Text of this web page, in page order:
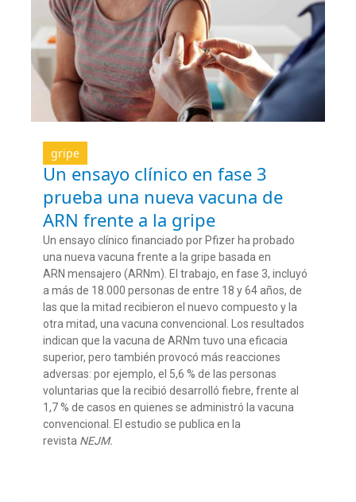
gripe
Un ensayo clínico en fase 3
prueba una nueva vacuna de
ARN frente a la gripe
Un ensayo clínico financiado por Pfizer ha probado
una nueva vacuna frente a la gripe basada en
ARN mensajero (ARNm). El trabajo, en fase 3, incluyó
a más de 18.000 personas de entre 18 y 64 años, de
las que la mitad recibieron el nuevo compuesto y la
otra mitad, una vacuna convencional. Los resultados
indican que la vacuna de ARNm tuvo una eficacia
superior, pero también provocó más reacciones
adversas: por ejemplo, el 5,6 % de las personas
voluntarias que la recibió desarrolló fiebre, frente al
1,7 % de casos en quienes se administró la vacuna
convencional. El estudio se publica en la
revista NEJM.